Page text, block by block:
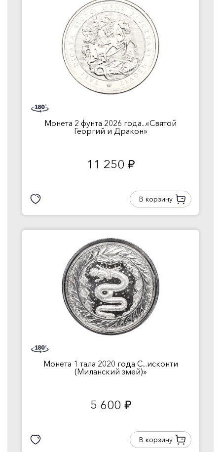
Монета 2 фунта 2026 года...«Святой
Георгий и Дракон»
11 250 руб.
В корзину
Монета 1 тала 2020 года С...исконти
(Миланский змей)»
5 600 руб.
В корзину